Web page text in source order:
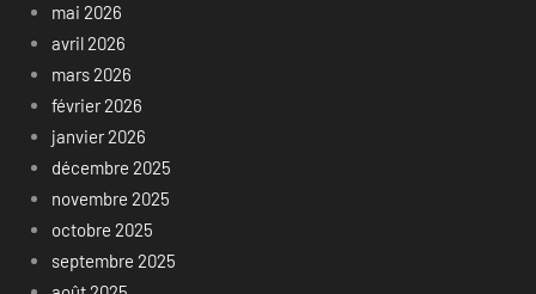
mai 2026
avril 2026
mars 2026
février 2026
janvier 2026
décembre 2025
novembre 2025
octobre 2025
septembre 2025